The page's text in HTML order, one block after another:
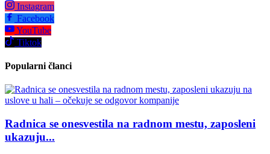
Instagram
Facebook
YouTube
Tiktok
Popularni članci
Radnica se onesvestila na radnom mestu, zaposleni
ukazuju...